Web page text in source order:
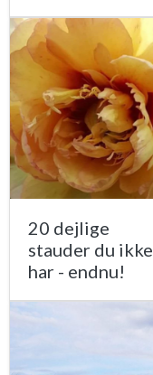
20 dejlige
stauder du ikke
har - endnu!